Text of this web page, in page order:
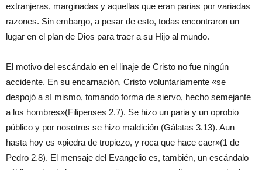
extranjeras, marginadas y aquellas que eran parias por variadas
razones. Sin embargo, a pesar de esto, todas encontraron un
lugar en el plan de Dios para traer a su Hijo al mundo.
El motivo del escándalo en el linaje de Cristo no fue ningún
accidente. En su encarnación, Cristo voluntariamente «se
despojó a sí mismo, tomando forma de siervo, hecho semejante
a los hombres»(Filipenses 2.7). Se hizo un paria y un oprobio
público y por nosotros se hizo maldición (Gálatas 3.13). Aun
hasta hoy es «piedra de tropiezo, y roca que hace caer»(1 de
Pedro 2.8). El mensaje del Evangelio es, también, un escándalo